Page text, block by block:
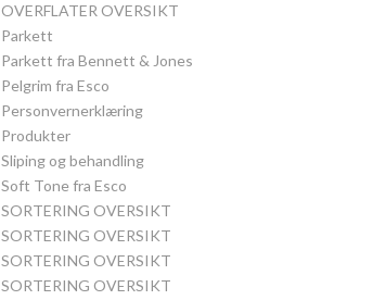
OVERFLATER OVERSIKT
Parkett
Parkett fra Bennett & Jones
Pelgrim fra Esco
Personvernerklæring
Produkter
Sliping og behandling
Soft Tone fra Esco
SORTERING OVERSIKT
SORTERING OVERSIKT
SORTERING OVERSIKT
SORTERING OVERSIKT